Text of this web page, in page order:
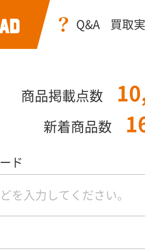
Q&A 買取
商品掲載点数
新着商品数
ド